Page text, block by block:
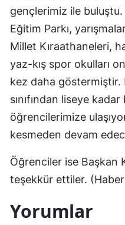
gençlerimiz ile
Eğitim Parkı,
Millet Kıraathaneleri,
yaz-kış spor okulları
kez daha göstermiştir.
sınıfından liseye
öğrencilerimize
kesmeden devam
Öğrenciler ise Başkan
teşekkür ettiler.
Yorumlar